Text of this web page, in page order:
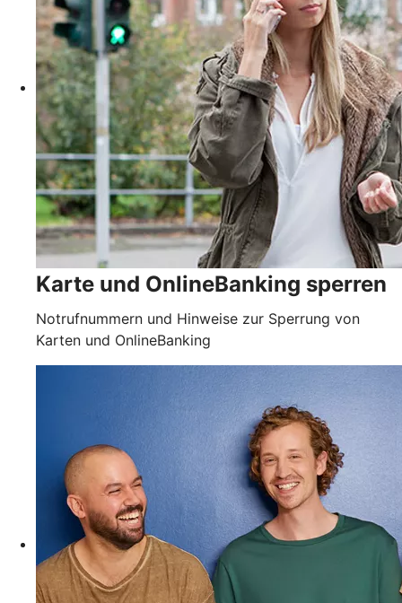
Karte und OnlineBanking sperren
Notrufnummern und Hinweise zur Sperrung von
Karten und OnlineBanking